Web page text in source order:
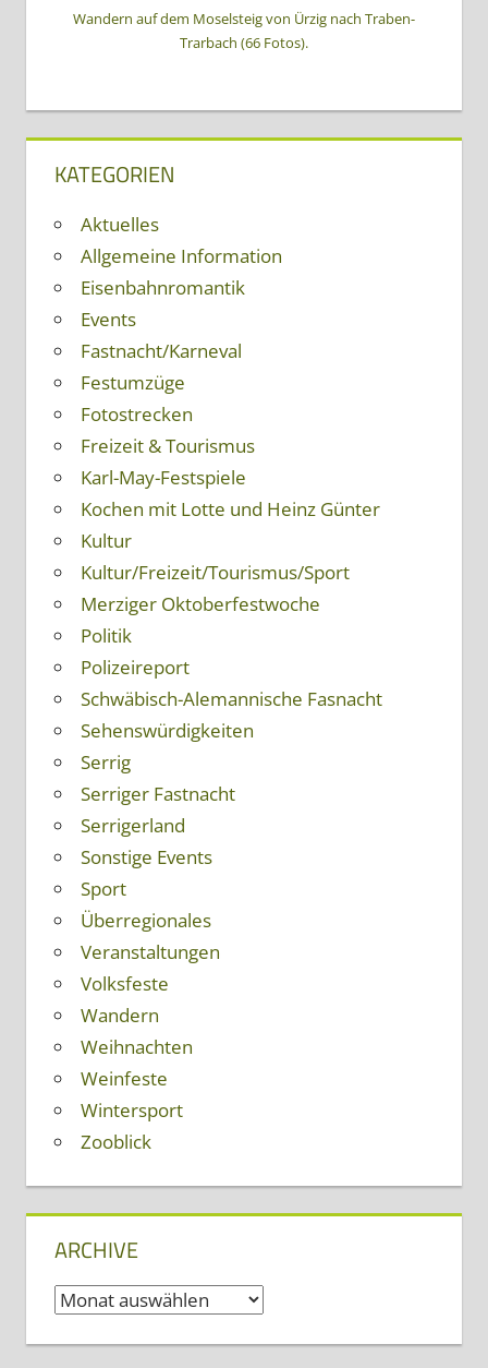
Wandern auf dem Moselsteig von Ürzig nach Traben-
Trarbach (66 Fotos).
KATEGORIEN
Aktuelles
Allgemeine Information
Eisenbahnromantik
Events
Fastnacht/Karneval
Festumzüge
Fotostrecken
Freizeit & Tourismus
Karl-May-Festspiele
Kochen mit Lotte und Heinz Günter
Kultur
Kultur/Freizeit/Tourismus/Sport
Merziger Oktoberfestwoche
Politik
Polizeireport
Schwäbisch-Alemannische Fasnacht
Sehenswürdigkeiten
Serrig
Serriger Fastnacht
Serrigerland
Sonstige Events
Sport
Überregionales
Veranstaltungen
Volksfeste
Wandern
Weihnachten
Weinfeste
Wintersport
Zooblick
ARCHIVE
Archive